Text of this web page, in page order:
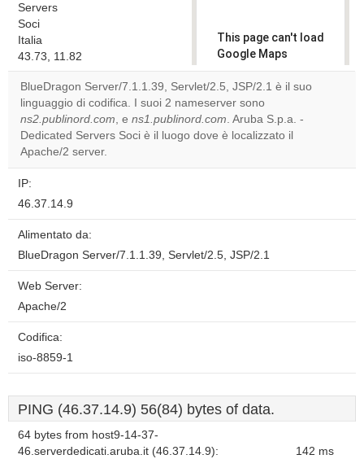
Servers
Soci
Italia
43.73, 11.82
This page can't load
Google Maps
correctly.
Do you
own this
website?
BlueDragon Server/7.1.1.39, Servlet/2.5, JSP/2.1 è il suo
linguaggio di codifica. I suoi 2 nameserver sono
ns2.publinord.com, e ns1.publinord.com. Aruba S.p.a. -
Dedicated Servers Soci è il luogo dove è localizzato il
Apache/2 server.
IP:
46.37.14.9
Alimentato da:
BlueDragon Server/7.1.1.39, Servlet/2.5, JSP/2.1
Web Server:
Apache/2
Codifica:
iso-8859-1
PING (46.37.14.9) 56(84) bytes of data.
64 bytes from host9-14-37-
46.serverdedicati.aruba.it (46.37.14.9):
142 ms